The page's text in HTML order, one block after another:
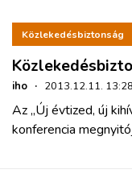
Közlekedésbiztonság
iho · 2013.12.11. 13:28
Az „Új évtized, új
konferencia